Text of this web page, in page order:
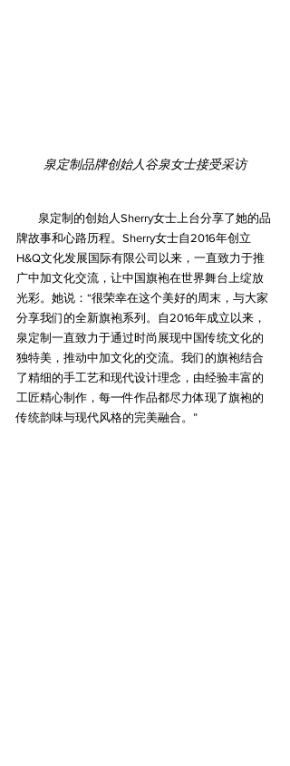
泉定制品牌创始人谷泉女士接受采访
泉定制的创始人Sherry女士上台分享了她的品
牌故事和心路历程。Sherry女士自2016年创立
H&Q文化发展国际有限公司以来，一直致力于推
广中加文化交流，让中国旗袍在世界舞台上绽放
光彩。她说：“很荣幸在这个美好的周末，与大家
分享我们的全新旗袍系列。自2016年成立以来，
泉定制一直致力于通过时尚展现中国传统文化的
独特美，推动中加文化的交流。我们的旗袍结合
了精细的手工艺和现代设计理念，由经验丰富的
工匠精心制作，每一件作品都尽力体现了旗袍的
传统韵味与现代风格的完美融合。”